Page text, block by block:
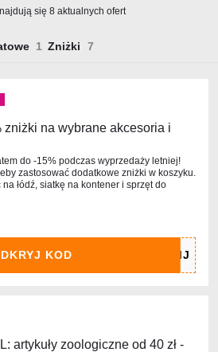
się 8 aktualnych ofert
Zniżki
zniżki na wybrane akcesoria i
do -15% podczas wyprzedaży letniej!
zastosować dodatkowe zniżki w koszyku.
łódź, siatkę na kontener i sprzęt do
KOD
artykuły zoologiczne od 40 zł -